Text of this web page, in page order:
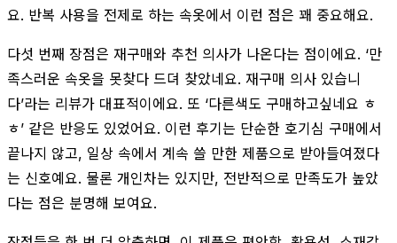
요. 반복 사용을 전제로 하는 속옷에서 이런 점은 꽤 중요해요.
다섯 번째 장점은 재구매와 추천 의사가 나온다는 점이에요. ‘만
족스러운 속옷을 못찾다 드뎌 찾았네요. 재구매 의사 있습니
다’라는 리뷰가 대표적이에요. 또 ‘다른색도 구매하고싶네요 ㅎ
ㅎ’ 같은 반응도 있었어요. 이런 후기는 단순한 호기심 구매에서
끝나지 않고, 일상 속에서 계속 쓸 만한 제품으로 받아들여졌다
는 신호예요. 물론 개인차는 있지만, 전반적으로 만족도가 높았
다는 점은 분명해 보여요.